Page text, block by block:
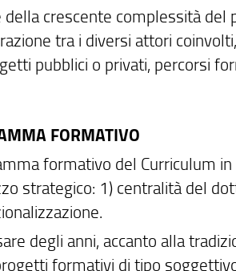
crescente complessità del
tra i diversi attori
pubblici o privati, percorsi
FORMATIVO
formativo del Curriculum in
strategico: 1) centralità del
degli anni, accanto alla
formativi di tipo